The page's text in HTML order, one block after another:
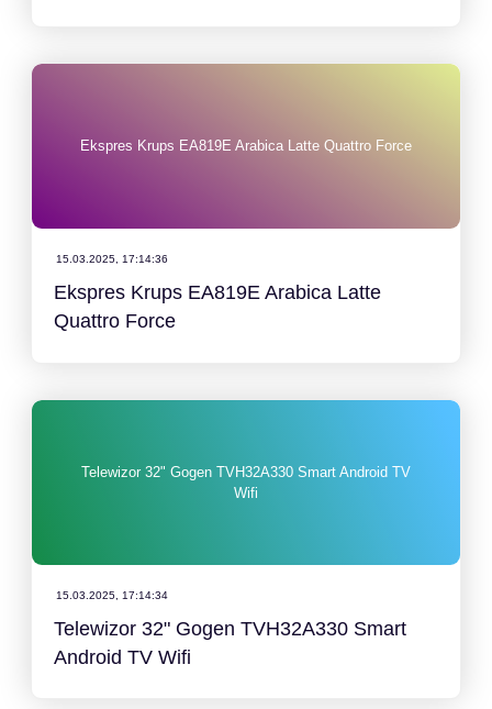
Ekspres Krups EA819E Arabica Latte Quattro Force
15.03.2025, 17:14:36
Ekspres Krups EA819E Arabica Latte
Quattro Force
Telewizor 32" Gogen TVH32A330 Smart Android TV
Wifi
15.03.2025, 17:14:34
Telewizor 32" Gogen TVH32A330 Smart
Android TV Wifi